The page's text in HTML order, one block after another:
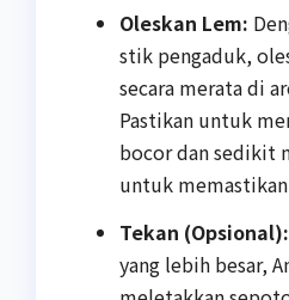
Oleskan Lem:
stik pengaduk,
secara merata di
Pastikan untuk
bocor dan sedikit
untuk
Tekan (Opsional):
yang lebih besar,